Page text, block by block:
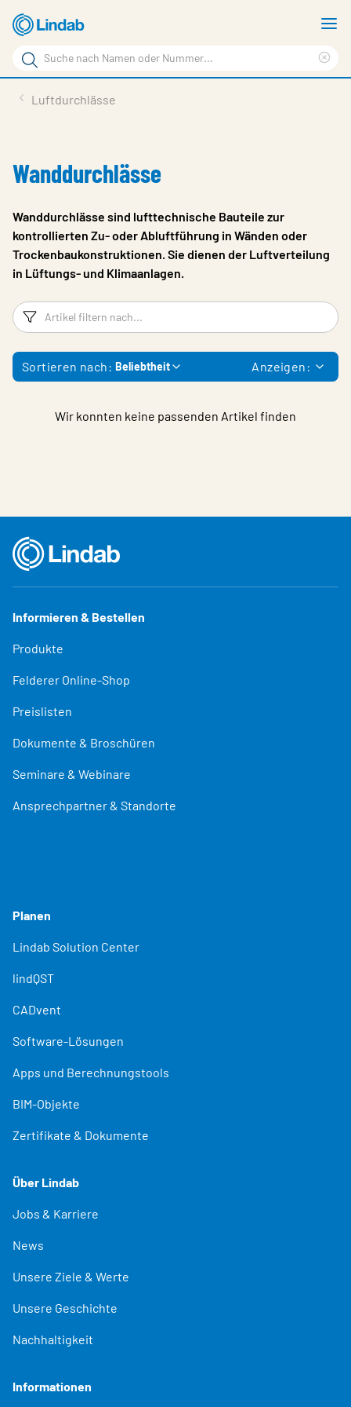
Zum
Hauptinhalt
springen
Suchbegriff
Seite
durchsuchen
Inspiration
Unternehmen
Nachhaltigkeit
Wähle Sprache
Germany - Ventilation
Luftdurchlässe
Wanddurchlässe
Wanddurchlässe sind lufttechnische Bauteile zur
kontrollierten Zu- oder Abluftführung in Wänden oder
Trockenbaukonstruktionen. Sie dienen der Luftverteilung
in Lüftungs- und Klimaanlagen.
Filter
Sortieren nach: Beliebtheit Anzeigen:
Wir konnten keine passenden Artikel finden
Informieren & Bestellen
Produkte
Felderer Online-Shop
Preislisten
Dokumente & Broschüren
Seminare & Webinare
Ansprechpartner & Standorte
Planen
Lindab Solution Center
lindQST
CADvent
Software-Lösungen
Apps und Berechnungstools
BIM-Objekte
Zertifikate & Dokumente
Über Lindab
Jobs & Karriere
News
Unsere Ziele & Werte
Unsere Geschichte
Nachhaltigkeit
Informationen